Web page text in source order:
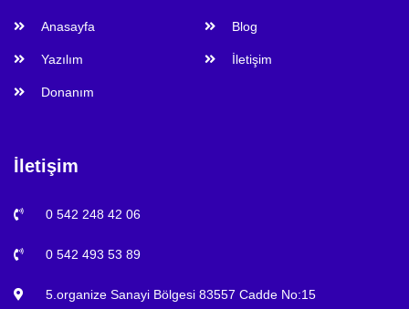
Anasayfa
Yazılım
Donanım
Blog
İletişim
İletişim
0 542 248 42 06
0 542 493 53 89
5.organize Sanayi Bölgesi 83557 Cadde No:15